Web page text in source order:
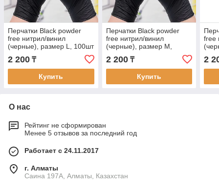
Перчатки Black powder
free нитрил/винил
(черные), размер L, 100шт
2 200 ₸
Купить
Перчатки Black powder
free нитрил/винил
(черные), размер M,
2 200₸
Купить
free
2
О нас
Рейтинг не сформирован
Менее 5 отзывов за последний год
Работает с 24.11.2017
г. Алматы
Саина 197А, Алматы, Казахстан